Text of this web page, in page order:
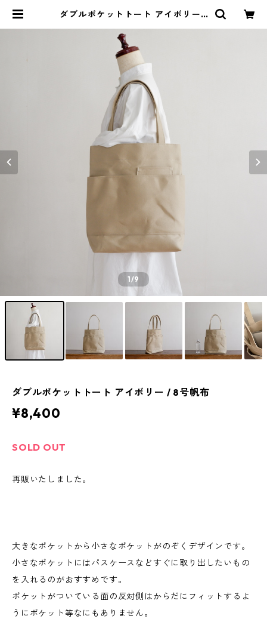
ダブルポケットトート アイボリー /
少し変わったかたちの帆布かばん
1/9
ダブルポケットトート アイボリー / 8号帆布
¥8,400
SOLD OUT
再販いたしました。
大きなポケットから小さなポケットがのぞくデザインです。
小さなポケットにはパスケースなどすぐに取り出したいもの
を入れるのがおすすめです。
ポケットがついている面の反対側はからだにフィットするよ
うにポケット等なにもありません。